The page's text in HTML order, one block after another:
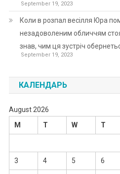
September 19, 2023
Коли в розпал весілля Юра
незадоволеним обличчям
знав, чим ця зустріч
September 19, 2023
КАЛЕНДАРЬ
August 2026
M
T W T
3 4 5 6